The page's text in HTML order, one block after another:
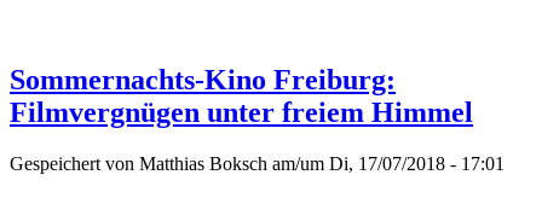
Sommernachts-Kino Freiburg:
Filmvergnügen unter freiem Himmel
Gespeichert von Matthias Boksch am/um Di, 17/07/2018 - 17:01